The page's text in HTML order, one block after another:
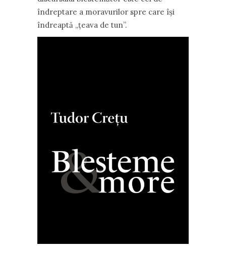
îndreptare a moravurilor spre care își
îndreaptă „țeava de tun”.